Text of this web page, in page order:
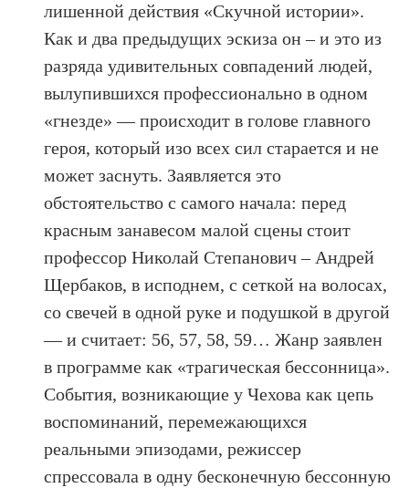
лишенной действия «Скучной истории».
Как и два предыдущих эскиза он – и это из
разряда удивительных совпадений людей,
вылупившихся профессионально в одном
«гнезде» — происходит в голове главного
героя, который изо всех сил старается и не
может заснуть. Заявляется это
обстоятельство с самого начала: перед
красным занавесом малой сцены стоит
профессор Николай Степанович – Андрей
Щербаков, в исподнем, с сеткой на волосах,
со свечей в одной руке и подушкой в другой
— и считает: 56, 57, 58, 59… Жанр заявлен
в программе как «трагическая бессонница».
События, возникающие у Чехова как цепь
воспоминаний, перемежающихся
реальными эпизодами, режиссер
спрессовала в одну бесконечную бессонную